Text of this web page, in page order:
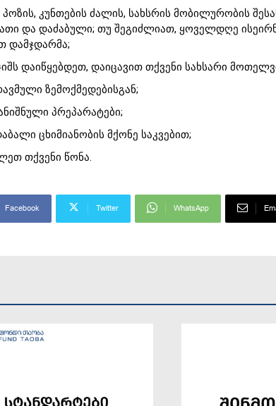
კუნთების ძალის, სახსრის მობილურობის
და დაძაბული; თუ შეგიძლიათ, ყოველდღე
დამჯდარმა;
დაიწყებდეთ, დაიცავით თქვენი სახსარი
ზემოქმედებისგან;
პრეპარატები;
ცხიმიანობის მქონე საკვებით;
თქვენი წონა.
Facebook Twitter WhatsApp